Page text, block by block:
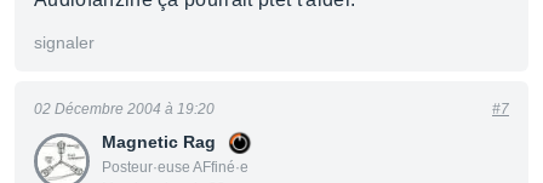
signaler
Magnetic Rag
Posteur·euse AFfiné·e
02 Décembre 2004 à 19:20 #7